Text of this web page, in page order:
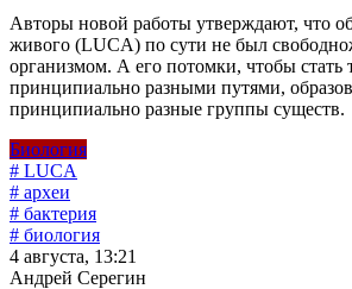
Авторы новой работы утверждают, что
живого (LUCA) по сути не был
организмом. А его потомки, чтобы
принципиально разными путями,
принципиально разные группы существ.
Биология
# LUCA
# археи
# бактерия
# биология
4 августа, 13:21
Андрей Серегин